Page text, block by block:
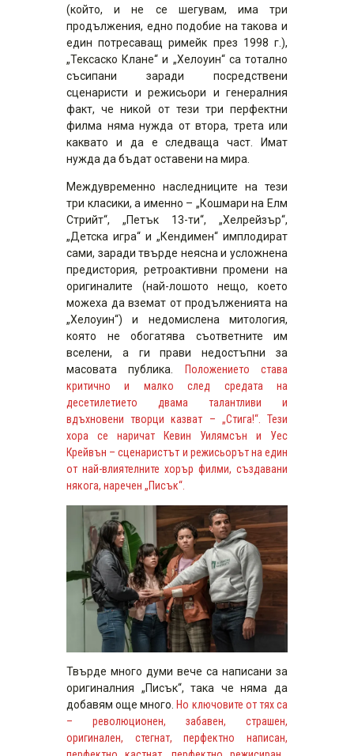
(който, и не се шегувам, има три
продължения, едно подобие на такова и
един потресаващ римейк през 1998 г.),
„Тексаско Клане“ и „Хелоуин“ са тотално
съсипани заради посредствени
сценаристи и режисьори и генералния
факт, че никой от тези три перфектни
филма няма нужда от втора, трета или
каквато и да е следваща част. Имат
нужда да бъдат оставени на мира.
Междувременно наследниците на тези
три класики, а именно – „Кошмари на Елм
Стрийт“, „Петък 13-ти“, „Хелрейзър“,
„Детска игра“ и „Кендимен“ имплодират
сами, заради твърде неясна и усложнена
предистория, ретроактивни промени на
оригиналите (най-лошото нещо, което
можеха да вземат от продълженията на
„Хелоуин“) и недомислена митология,
която не обогатява съответните им
вселени, а ги прави недостъпни за
масовата публика.
Положението става
критично и малко след средата на
десетилетието двама талантливи и
вдъхновени творци казват – „Стига!“. Тези
хора се наричат Кевин Уилямсън и Уес
Крейвън – сценаристът и режисьорът на един
от най-влиятелните хорър филми, създавани
някога, наречен „Писък“.
Твърде много думи вече са написани за
оригиналния „Писък“, така че няма да
добавям още много. Но ключовите от тях са
– революционен, забавен, страшен,
оригинален, стегнат, перфектно написан,